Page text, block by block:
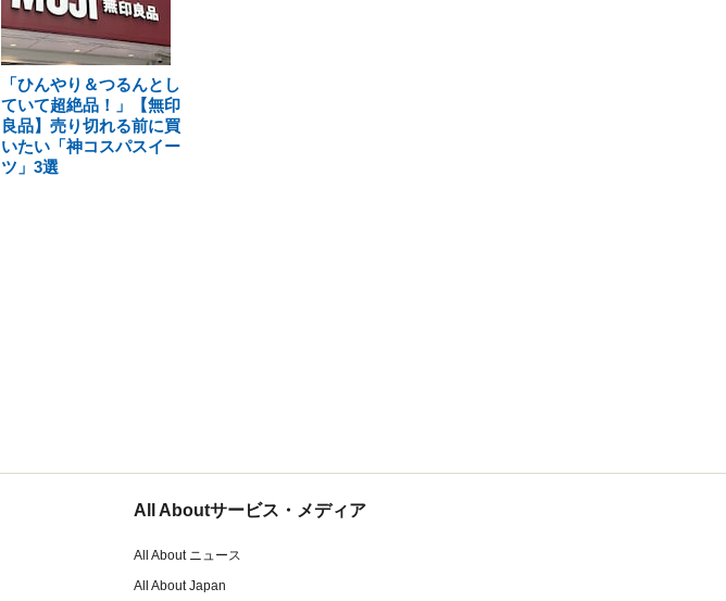
「ひんやり＆つるんとし
ていて超絶品！」【無印
良品】売り切れる前に買
いたい「神コスパスイー
ツ」3選
All Aboutサービス・メディア
All About ニュース
All About Japan